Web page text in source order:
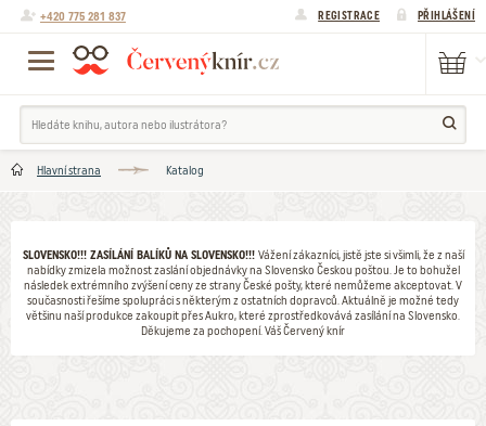
+420 775 281 837 REGISTRACE PŘIHLÁŠENÍ
Hlavní strana Katalog
SLOVENSKO!!! ZASÍLÁNÍ BALÍKŮ NA SLOVENSKO!!! Vážení zákazníci, jistě jste si všimli, že z naší
nabídky zmizela možnost zaslání objednávky na Slovensko Českou poštou. Je to bohužel
následek extrémního zvýšení ceny ze strany České pošty, které nemůžeme akceptovat. V
současnosti řešíme spolupráci s některým z ostatních dopravců. Aktuálně je možné tedy
většinu naší produkce zakoupit přes Aukro, které zprostředkovává zasílání na Slovensko.
Děkujeme za pochopení. Váš Červený knír